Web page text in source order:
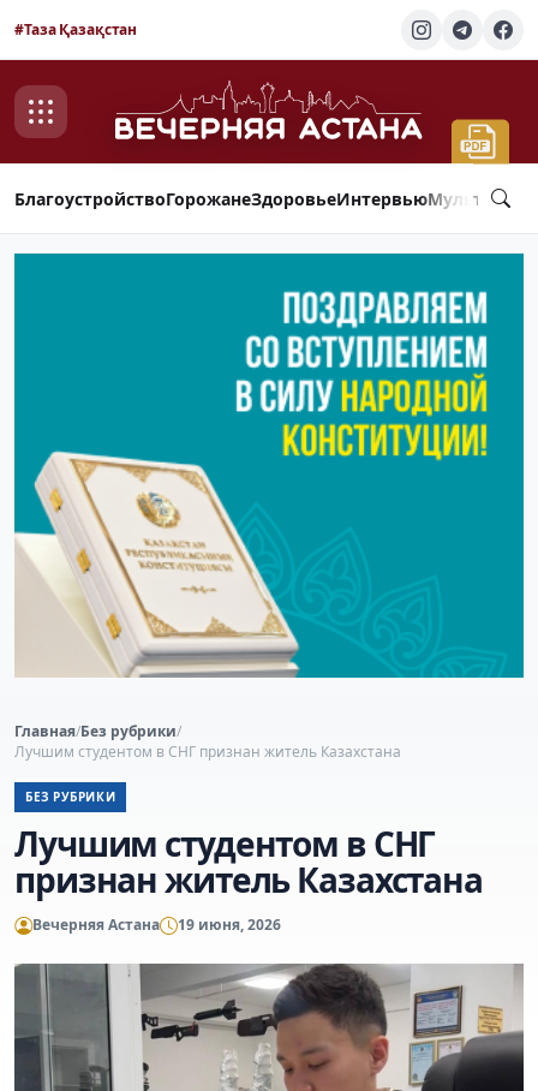
#Таза Қазақстан
БлагоустройствоГорожанеЗдоровьеИнтервью
Главная/Без рубрики/
Лучшим студентом в СНГ признан житель Казахстана
БЕЗ РУБРИКИ
Лучшим студентом в СНГ
признан житель Казахстана
Вечерняя Астана 19 июня, 2026